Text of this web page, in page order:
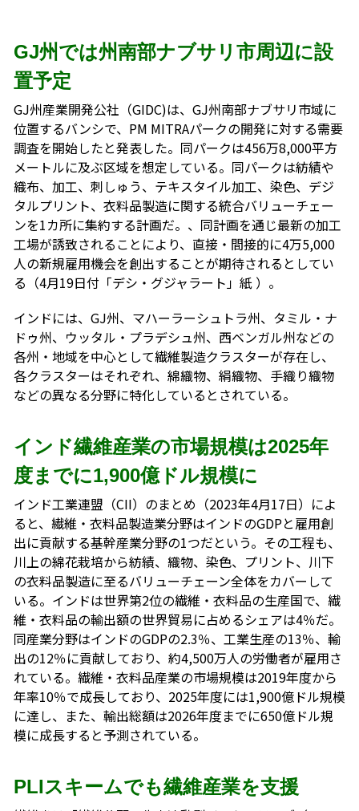
GJ州では州南部ナブサリ市周辺に設
置予定
GJ州産業開発公社（GIDC)は、GJ州南部ナブサリ市域に
位置するバンシで、PM MITRAパークの開発に対する需要
調査を開始したと発表した。同パークは456万8,000平方
メートルに及ぶ区域を想定している。同パークは紡績や
織布、加工、刺しゅう、テキスタイル加工、染色、デジ
タルプリント、衣料品製造に関する統合バリューチェー
ンを1カ所に集約する計画だ。、同計画を通じ最新の加工
工場が誘致されることにより、直接・間接的に4万5,000
人の新規雇用機会を創出することが期待されるとしてい
る（4月19日付「デシ・グジャラート」紙 ）。
インドには、GJ州、マハーラーシュトラ州、タミル・ナ
ドゥ州、ウッタル・プラデシュ州、西ベンガル州などの
各州・地域を中心として繊維製造クラスターが存在し、
各クラスターはそれぞれ、綿織物、絹織物、手織り織物
などの異なる分野に特化しているとされている。
インド繊維産業の市場規模は2025年
度までに1,900億ドル規模に
インド工業連盟（CII）のまとめ（2023年4月17日）によ
ると、繊維・衣料品製造業分野はインドのGDPと雇用創
出に貢献する基幹産業分野の1つだという。その工程も、
川上の綿花栽培から紡績、織物、染色、プリント、川下
の衣料品製造に至るバリューチェーン全体をカバーして
いる。インドは世界第2位の繊維・衣料品の生産国で、繊
維・衣料品の輸出額の世界貿易に占めるシェアは4％だ。
同産業分野はインドのGDPの2.3％、工業生産の13％、輸
出の12％に貢献しており、約4,500万人の労働者が雇用さ
れている。繊維・衣料品産業の市場規模は2019年度から
年率10％で成長しており、2025年度には1,900億ドル規模
に達し、また、輸出総額は2026年度までに650億ドル規
模に成長すると予測されている。
PLIスキームでも繊維産業を支援